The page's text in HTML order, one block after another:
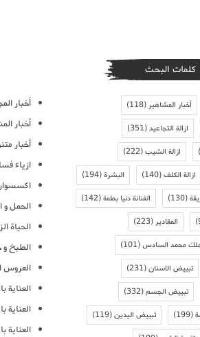
كلمات البحث
أخبار المشاهير(118)
ازالة التجاعيد(351)
ازالة الشيب(222)
ازالة الكلف(140) البشرة(194)
(130) الفنانة دنيا بطمة(142)
المقادير(223)
محمد السادس(101)
تبييض الاسنان(231)
تبييض الجسم(332)
(199) تبييض اليدين(119)
أخبار
أخبار
أخبار
ازياء
الحمل و
الحياة
الطبخ و
العروس
العناية
العناية
العناية